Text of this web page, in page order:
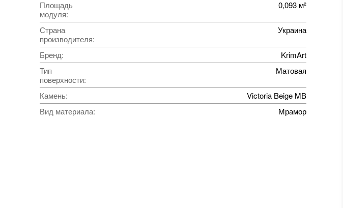
Площадь
модуля:
0,093 м²
Страна
производителя:
Украина
Бренд:
KrimArt
Тип
поверхности:
Матовая
Камень:
Victoria Beige MB
Вид материала: Мрамор